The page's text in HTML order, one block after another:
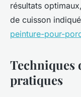
résultats
de cuisson
peinture-pour-
Techniques
pratiques